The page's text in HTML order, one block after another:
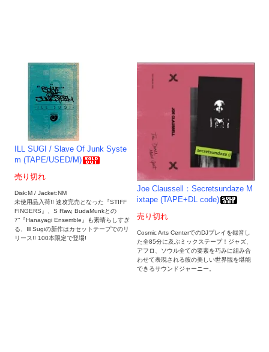
ILL SUGI / Slave Of Junk Syste
m (TAPE/USED/M)
売り切れ
Disk:M / Jacket:NM
未使用品入荷!! 速攻完売となった『STIFF
FINGERS』、S Raw, BudaMunkとの
7”『Hanayagi Ensemble』も素晴らしすぎ
る、Ill Sugiの新作はカセットテープでのリ
リース!! 100本限定で登場!
Joe Claussell：Secretsundaze M
ixtape (TAPE+DL code)
売り切れ
Cosmic Arts CenterでのDJプレイを録音し
た全85分に及ぶミックステープ！ジャズ、
アフロ、ソウル全ての要素を巧みに組み合
わせて表現される彼の美しい世界観を堪能
できるサウンドジャーニー。